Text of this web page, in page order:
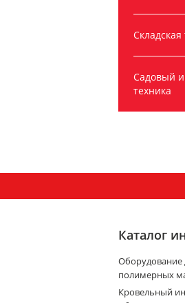
Складская
Садовый
техника
Каталог
Оборудование
полимерных
Кровельный